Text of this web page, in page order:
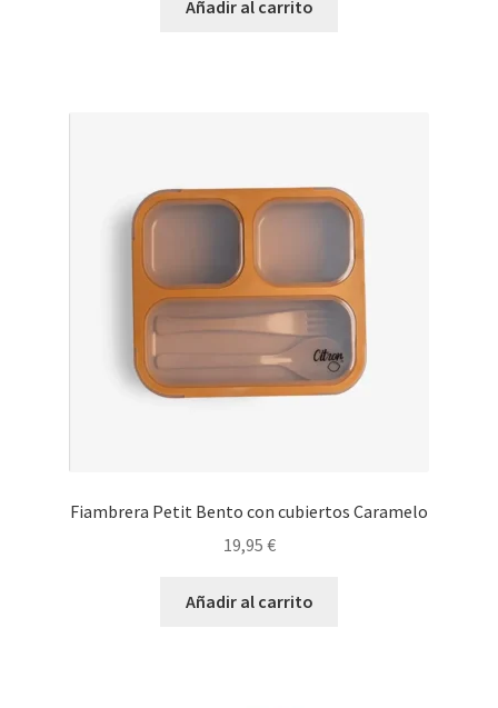
Añadir al carrito
Fiambrera Petit Bento con cubiertos Caramelo
19,95 €
Añadir al carrito